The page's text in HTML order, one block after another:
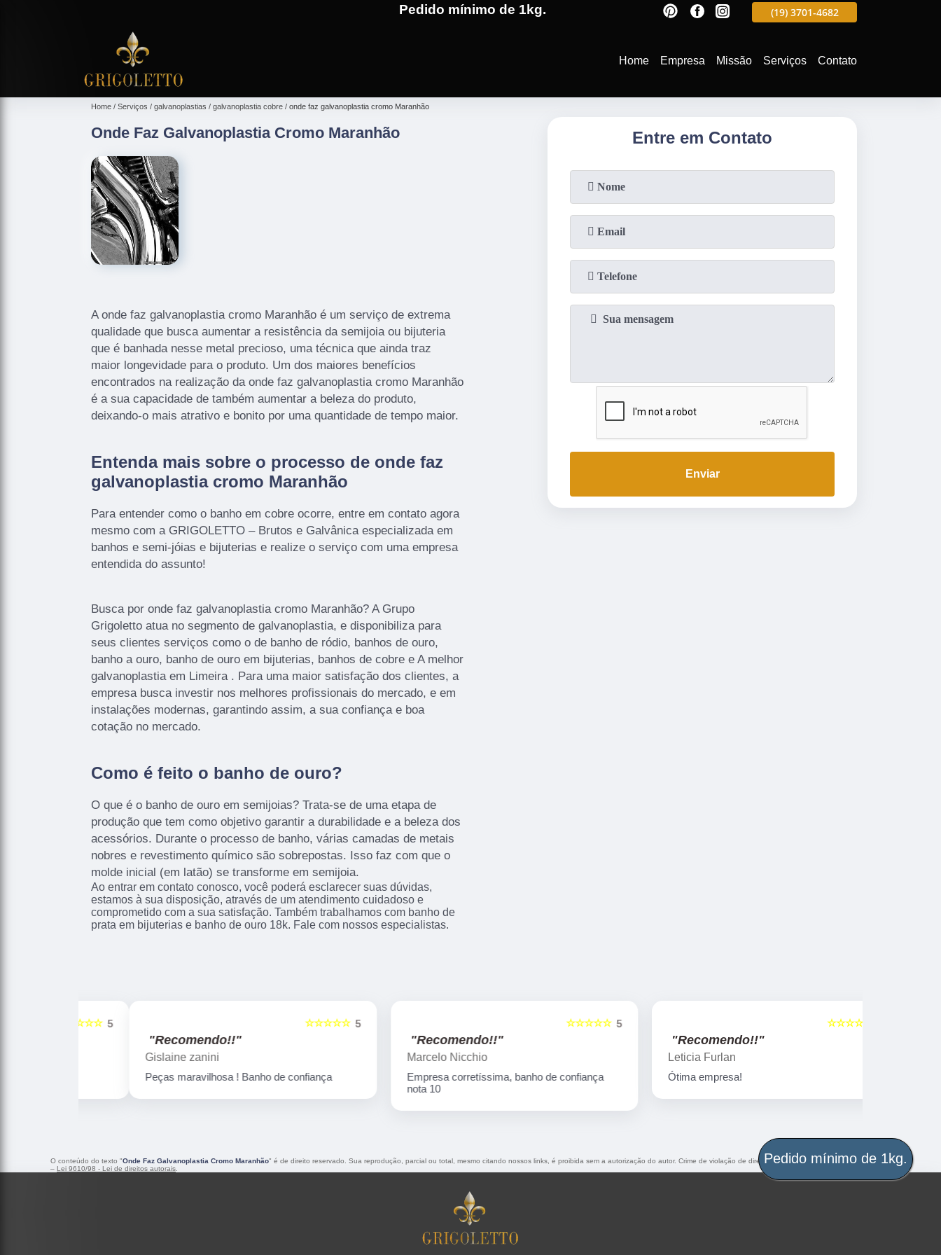
Pedido mínimo de 1kg.
(19)3701-4682 (19) 3701-4988 (19)3701-4682
Home Empresa Missão Serviços Contato
Home Serviços galvanoplastias galvanoplastia cobre onde faz galvanoplastia cromo Maranhão
Onde Faz Galvanoplastia Cromo Maranhão
A onde faz galvanoplastia cromo Maranhão é um serviço de extrema
qualidade que busca aumentar a resistência da semijoia ou bijuteria
que é banhada nesse metal precioso, uma técnica que ainda traz
maior longevidade para o produto. Um dos maiores benefícios
encontrados na realização da onde faz galvanoplastia cromo Maranhão
é a sua capacidade de também aumentar a beleza do produto,
deixando-o mais atrativo e bonito por uma quantidade de tempo maior.
Entenda mais sobre o processo de onde faz
galvanoplastia cromo Maranhão
Para entender como o banho em cobre ocorre, entre em contato agora
mesmo com a GRIGOLETTO – Brutos e Galvânica especializada em
banhos e semi-jóias e bijuterias e realize o serviço com uma empresa
entendida do assunto!
Busca por onde faz galvanoplastia cromo Maranhão? A Grupo
Grigoletto atua no segmento de galvanoplastia, e disponibiliza para
seus clientes serviços como o de banho de ródio, banhos de ouro,
banho a ouro, banho de ouro em bijuterias, banhos de cobre e A melhor
galvanoplastia em Limeira . Para uma maior satisfação dos clientes, a
empresa busca investir nos melhores profissionais do mercado, e em
instalações modernas, garantindo assim, a sua confiança e boa
cotação no mercado.
Como é feito o banho de ouro?
O que é o banho de ouro em semijoias? Trata-se de uma etapa de
produção que tem como objetivo garantir a durabilidade e a beleza dos
acessórios. Durante o processo de banho, várias camadas de metais
nobres e revestimento químico são sobrepostas. Isso faz com que o
molde inicial (em latão) se transforme em semijoia.
Ao entrar em contato conosco, você poderá esclarecer suas dúvidas,
estamos à sua disposição, através de um atendimento cuidadoso e
comprometido com a sua satisfação. Também trabalhamos com banho de
prata em bijuterias e banho de ouro 18k. Fale com nossos especialistas.
Entre em Contato
Enviar
5
☆☆☆☆☆
"Recomendo!!"
Gislaine zanini
Peças maravilhosa ! Banho de confiança
5
☆☆☆☆☆
"Recomendo!!"
Marcelo Nicchio
Empresa corretíssima, banho de confiança
5
☆☆☆☆☆
"Recomendo!!"
Leticia Furlan
Ótima empresa!
O conteúdo do texto "Onde Faz Galvanoplastia Cromo Maranhão" é de direito reservado. Sua reprodução, parcial ou total, mesmo citando nossos links, é proibida sem a autorização do autor. Crime de violação de direito autoral – artigo 184 do Código Penal
– Lei 9610/98 - Lei de direitos autorais Pedido mínimo de 1kg.